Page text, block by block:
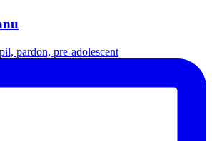
pardon, pre-adolescent